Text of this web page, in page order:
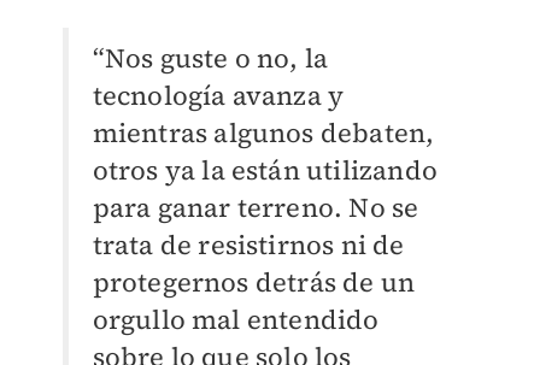
“Nos guste o no, la
tecnología avanza y
mientras algunos debaten,
otros ya la están utilizando
para ganar terreno. No se
trata de resistirnos ni de
protegernos detrás de un
orgullo mal entendido
sobre lo que solo los